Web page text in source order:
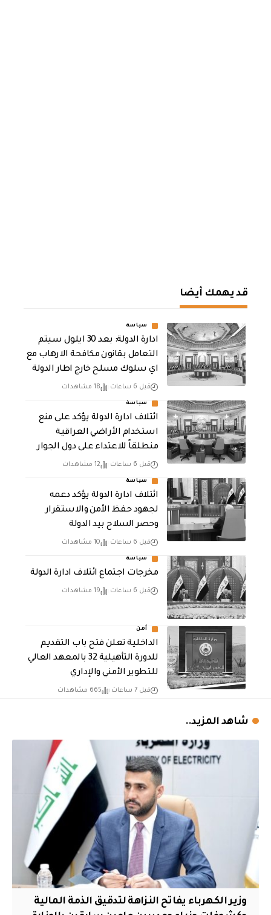
قد يهمك أيضا
سياسة
ادارة الدولة: بعد 30 ايلول سيتم
التعامل بقانون مكافحة الارهاب مع
اي سلوك مسلح خارج اطار الدولة
قبل 6 ساعات 18 مشاهدات
سياسة
ائتلاف ادارة الدولة يؤكد على منع
استخدام الأراضي العراقية
منطلقاً للاعتداء على دول الجوار
قبل 6 ساعات 12 مشاهدات
سياسة
ائتلاف ادارة الدولة يؤكد دعمه
لجهود حفظ الأمن والاستقرار
وحصر السلاح بيد الدولة
قبل 6 ساعات 10 مشاهدات
سياسة
مخرجات اجتماع ائتلاف ادارة الدولة
قبل 6 ساعات 19 مشاهدات
أمن
الداخلية تعلن فتح باب التقديم
للدورة التأهيلية 32 بالمعهد العالي
للتطوير الأمني والإداري
قبل 7 ساعات 665 مشاهدات
شاهد المزيد..
وزير الكهرباء يفاتح النزاهة لتدقيق الذمة المالية